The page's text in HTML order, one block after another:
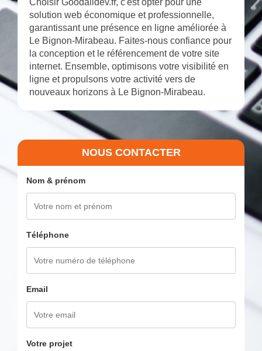
Choisir Goodalldev.fr, c'est opter pour une
solution web économique et professionnelle,
garantissant une présence en ligne améliorée à
Le Bignon-Mirabeau. Faites-nous confiance pour
la conception et le référencement de votre site
internet. Ensemble, optimisons votre visibilité en
ligne et propulsons votre activité vers de
nouveaux horizons à Le Bignon-Mirabeau.
NOUS CONTACTER
Nom & prénom
Téléphone
Email
Votre projet